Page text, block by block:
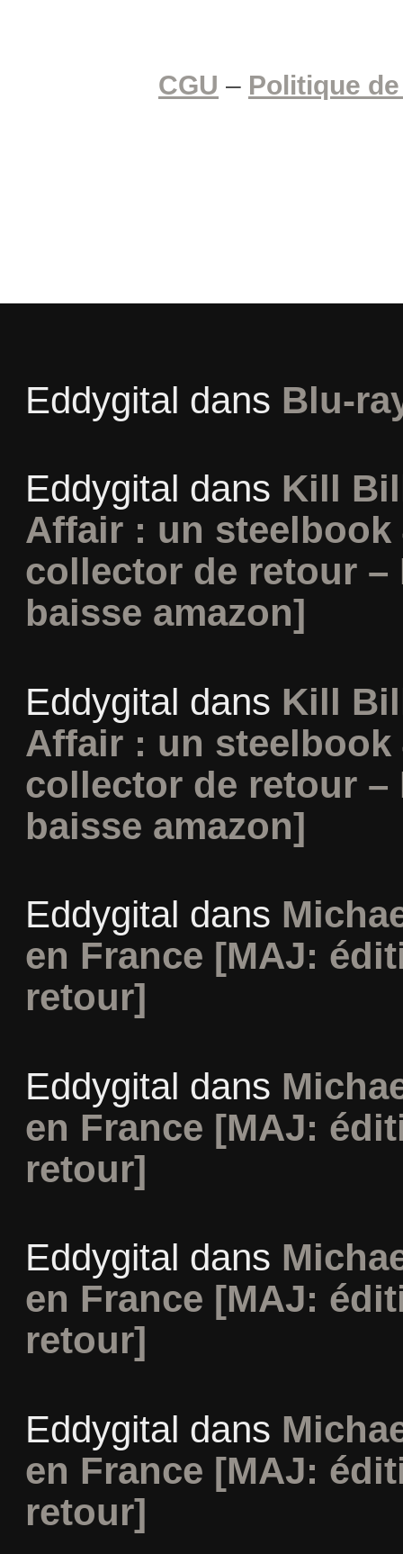
CGU – Politique
Eddygital dans Blu-
Eddygital dans Kill
Affair : un steelbook
collector de retour
baisse amazon]
Eddygital dans Kill
Affair : un steelbook
collector de retour
baisse amazon]
Eddygital dans
en France [MAJ:
retour]
Eddygital dans
en France [MAJ:
retour]
Eddygital dans
en France [MAJ:
retour]
Eddygital dans
en France [MAJ:
retour]